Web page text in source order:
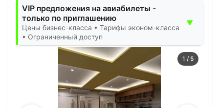
VIP предложения на авиабилеты -
только по приглашению
Цены бизнес-класса • Тарифы эконом-класса
• Ограниченный доступ
▼
1 / 5